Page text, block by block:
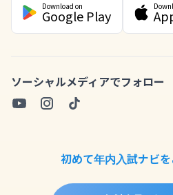
Download on
Google Play
ソーシャルメディアでフォロー
初めて年内入試ナビ